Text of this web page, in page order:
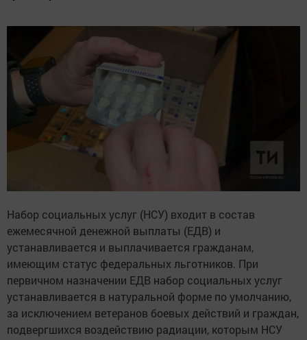
Набор социальных услуг (НСУ) входит в состав
ежемесячной денежной выплаты (ЕДВ) и
устанавливается и выплачивается гражданам,
имеющим статус федеральных льготников. При
первичном назначении ЕДВ набор социальных услуг
устанавливается в натуральной форме по умолчанию,
за исключением ветеранов боевых действий и граждан,
подвергшихся воздействию радиации, которым НСУ